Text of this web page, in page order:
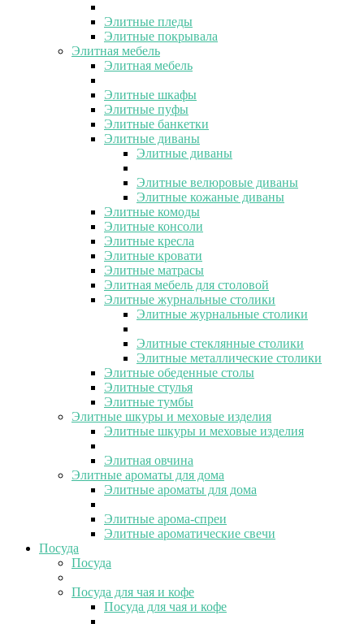
Элитные пледы
Элитные покрывала
Элитная мебель
Элитная мебель
Элитные шкафы
Элитные пуфы
Элитные банкетки
Элитные диваны
Элитные диваны
Элитные велюровые диваны
Элитные кожаные диваны
Элитные комоды
Элитные консоли
Элитные кресла
Элитные кровати
Элитные матрасы
Элитная мебель для столовой
Элитные журнальные столики
Элитные журнальные столики
Элитные стеклянные столики
Элитные металлические столики
Элитные обеденные столы
Элитные стулья
Элитные тумбы
Элитные шкуры и меховые изделия
Элитные шкуры и меховые изделия
Элитная овчина
Элитные ароматы для дома
Элитные ароматы для дома
Элитные арома-спреи
Элитные ароматические свечи
Посуда
Посуда
Посуда для чая и кофе
Посуда для чая и кофе